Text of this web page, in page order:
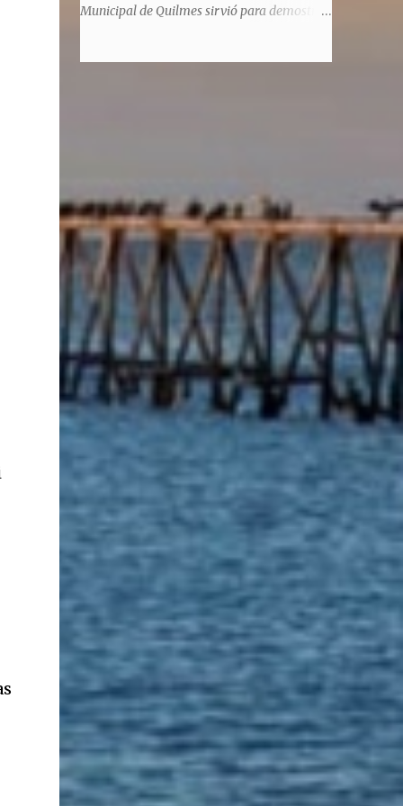
significaba de ninguna manera que era ad
Municipal de Quilmes sirvió para demostrar
etapas, esforzándose a puro pulmón. Pero
también está lo vivido en su España natal,
con el tema de la guerra civil que sufrió la
familia y tuvo la grieta que instaló el
generalisimo Franco con una enorme cuota
de torturas, persecución, secuestros,
prisiones. El dolor vivido en carne propia y
trasladado a la piel, para contar todo lo
padecido. El relato tiene morriña, saudades,
el canto a Galicia, tierra de los padres y
ancestros que llegaron a integrar la inmensa